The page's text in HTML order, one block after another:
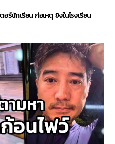
นักเรียน ก่อเหตุ ยิงในโรงเรียน